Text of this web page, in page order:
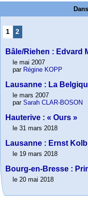
1 2
Bâle/Riehen : Edvard
le mai 2007
par Régine KOPP
Lausanne : La
le mars 2007
par Sarah CLAR-BOSON
Hauterive : « Ours »
le 31 mars 2018
Lausanne : Ernst Kolb
le 19 mars 2018
Bourg-en-Bresse :
le 20 mai 2018